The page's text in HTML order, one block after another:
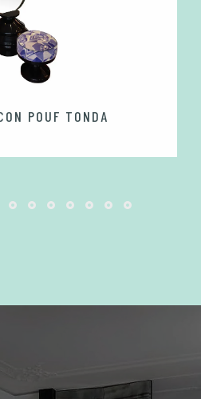
POUF TONDA